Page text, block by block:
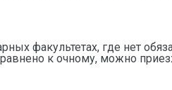
факультетах, где нет
к очному, можно